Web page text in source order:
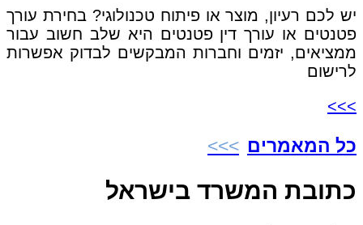
יש לכם רעיון, מוצר או פיתוח טכנולוגי? בחירת עורך
פטנטים או עורך דין פטנטים היא שלב חשוב עבור
ממציאים, יזמים וחברות המבקשים לבדוק אפשרות
לרישום
>>>
כל המאמרים
כתובת המשרד בישראל